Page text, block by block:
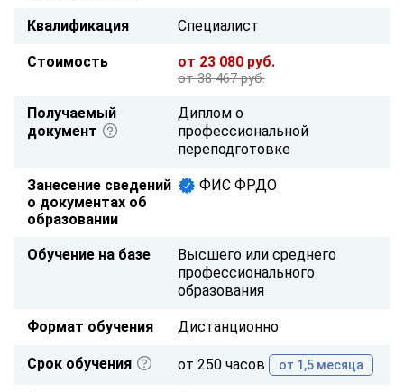
Квалификация Специалист
Стоимость от 23 080 руб.
от 38 467 руб.
Получаемый
документ
Диплом о
профессиональной
переподготовке
Занесение сведений
о документах об
образовании
ФИС ФРДО
Обучение на базе
Высшего или среднего
профессионального
образования
Формат обучения Дистанционно
Срок обучения от 250 часов от 1,5 месяца